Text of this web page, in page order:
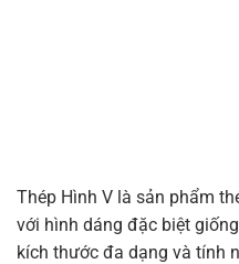
Thép Hình V là sản phẩm
với hình dáng đặc biệt
kích thước đa dạng và tính